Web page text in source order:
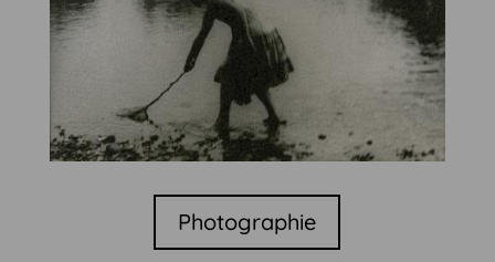
Photographie